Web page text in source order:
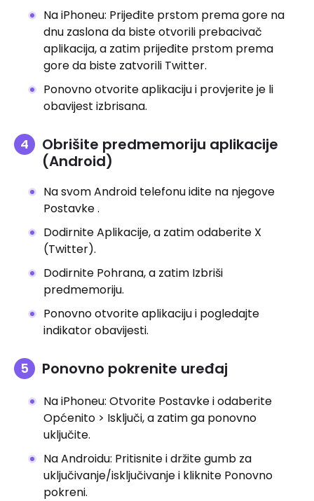
Na iPhoneu: Prijeđite prstom prema gore na
dnu zaslona da biste otvorili prebacivač
aplikacija, a zatim prijeđite prstom prema
gore da biste zatvorili Twitter.
Ponovno otvorite aplikaciju i provjerite je li
obavijest izbrisana.
Obrišite predmemoriju aplikacije
(Android)
Na svom Android telefonu idite na njegove
Postavke .
Dodirnite Aplikacije, a zatim odaberite X
(Twitter).
Dodirnite Pohrana, a zatim Izbriši
predmemoriju.
Ponovno otvorite aplikaciju i pogledajte
indikator obavijesti.
Ponovno pokrenite uređaj
Na iPhoneu: Otvorite Postavke i odaberite
Općenito > Isključi, a zatim ga ponovno
uključite.
Na Androidu: Pritisnite i držite gumb za
uključivanje/isključivanje i kliknite Ponovno
pokreni.